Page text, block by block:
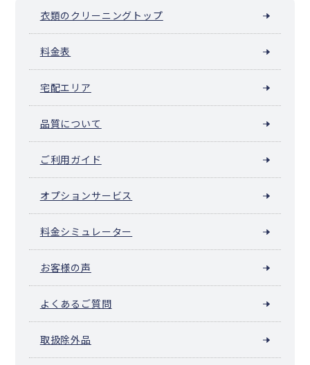
衣類のクリーニングトップ
料金表
宅配エリア
品質について
ご利用ガイド
オプションサービス
料金シミュレーター
お客様の声
よくあるご質問
取扱除外品